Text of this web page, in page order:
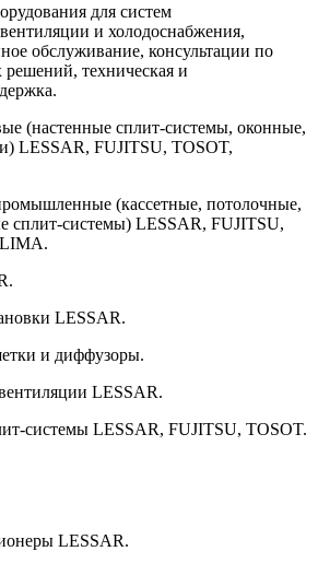
для систем
и холодоснабжения,
обслуживание, консультации по
техническая и
(настенные сплит-системы, оконные,
LESSAR, FUJITSU, TOSOT,
(кассетные, потолочные,
сплит-системы) LESSAR, FUJITSU,
LESSAR.
и диффузоры.
LESSAR.
системы LESSAR, FUJITSU, TOSOT.
LESSAR.